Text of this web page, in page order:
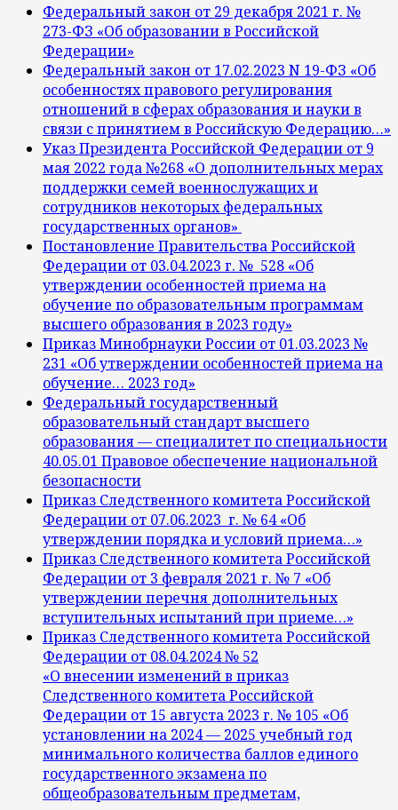
Федеральный закон от 29 декабря 2021 г. №
273-ФЗ «Об образовании в Российской
Федерации»
Федеральный закон от 17.02.2023 N 19-ФЗ «Об
особенностях правового регулирования
отношений в сферах образования и науки в
связи с принятием в Российскую Федерацию…»
Указ Президента Российской Федерации от 9
мая 2022 года №268 «О дополнительных мерах
поддержки семей военнослужащих и
сотрудников некоторых федеральных
государственных органов»
Постановление Правительства Российской
Федерации от 03.04.2023 г. № 528 «Об
утверждении особенностей приема на
обучение по образовательным программам
высшего образования в 2023 году»
Приказ Минобрнауки России от 01.03.2023 №
231 «Об утверждении особенностей приема на
обучение… 2023 год»
Федеральный государственный
образовательный стандарт высшего
образования — специалитет по специальности
40.05.01 Правовое обеспечение национальной
безопасности
Приказ Следственного комитета Российской
Федерации от 07.06.2023 г. № 64 «Об
утверждении порядка и условий приема…»
Приказ Следственного комитета Российской
Федерации от 3 февраля 2021 г. № 7 «Об
утверждении перечня дополнительных
вступительных испытаний при приеме…»
Приказ Следственного комитета Российской
Федерации от 08.04.2024 № 52
«О внесении изменений в приказ
Следственного комитета Российской
Федерации от 15 августа 2023 г. № 105 «Об
установлении на 2024 — 2025 учебный год
минимального количества баллов единого
государственного экзамена по
общеобразовательным предметам,